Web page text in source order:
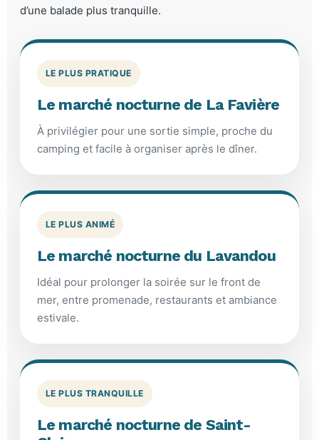
d’une balade plus tranquille.
LE PLUS PRATIQUE
Le marché nocturne de La Favière
À privilégier pour une sortie simple, proche du
camping et facile à organiser après le dîner.
LE PLUS ANIMÉ
Le marché nocturne du Lavandou
Idéal pour prolonger la soirée sur le front de
mer, entre promenade, restaurants et ambiance
estivale.
LE PLUS TRANQUILLE
Le marché nocturne de Saint-